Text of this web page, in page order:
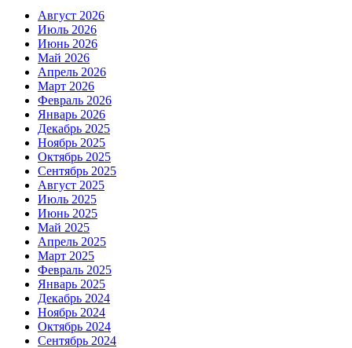
Август 2026
Июль 2026
Июнь 2026
Май 2026
Апрель 2026
Март 2026
Февраль 2026
Январь 2026
Декабрь 2025
Ноябрь 2025
Октябрь 2025
Сентябрь 2025
Август 2025
Июль 2025
Июнь 2025
Май 2025
Апрель 2025
Март 2025
Февраль 2025
Январь 2025
Декабрь 2024
Ноябрь 2024
Октябрь 2024
Сентябрь 2024